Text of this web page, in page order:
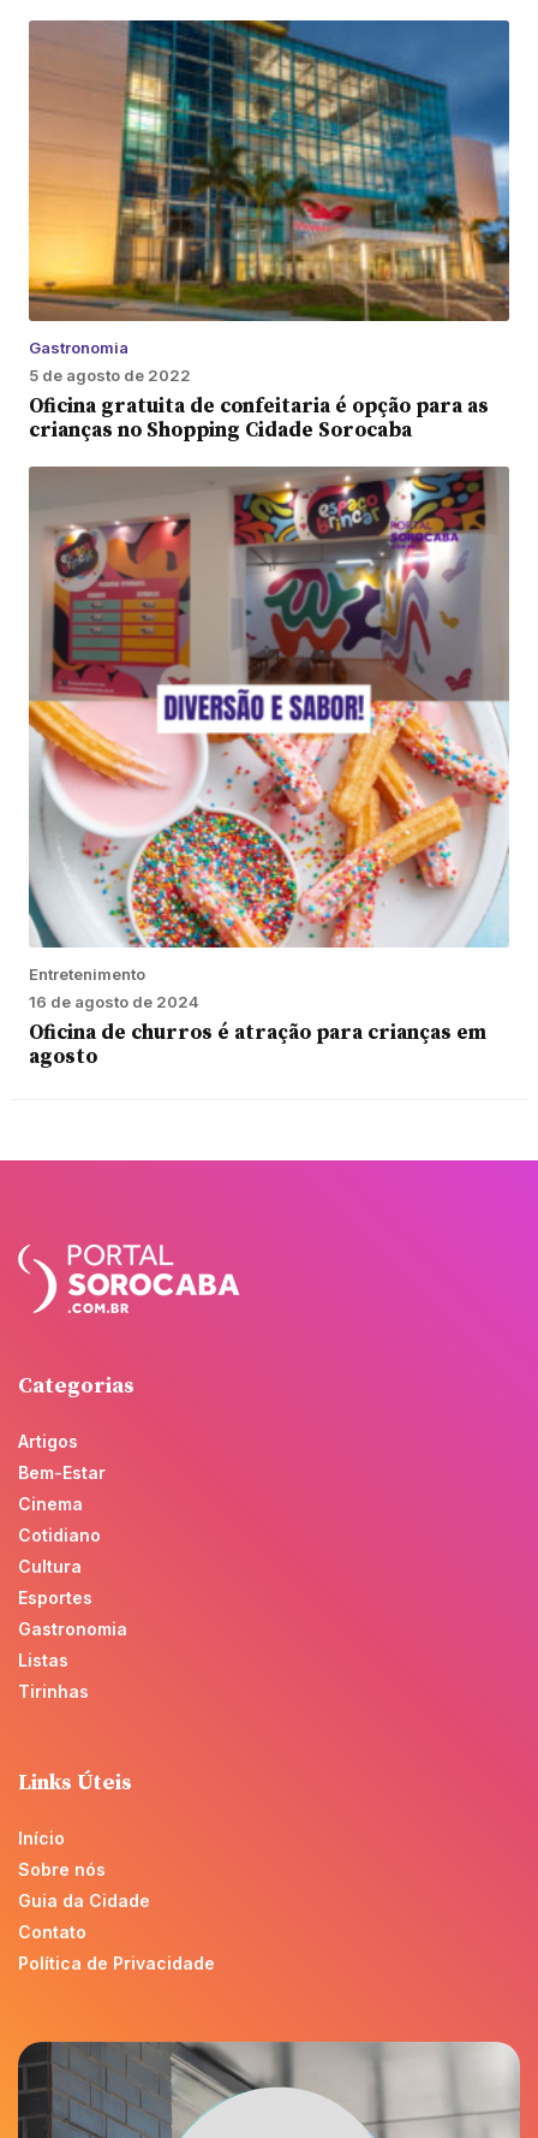
Gastronomia
5 de agosto de 2022
Oficina gratuita de confeitaria é opção para as
crianças no Shopping Cidade Sorocaba
Entretenimento
16 de agosto de 2024
Oficina de churros é atração para crianças em
agosto
Categorias
Artigos
Bem-Estar
Cinema
Cotidiano
Cultura
Esportes
Gastronomia
Listas
Tirinhas
Links Úteis
Início
Sobre nós
Guia da Cidade
Contato
Política de Privacidade